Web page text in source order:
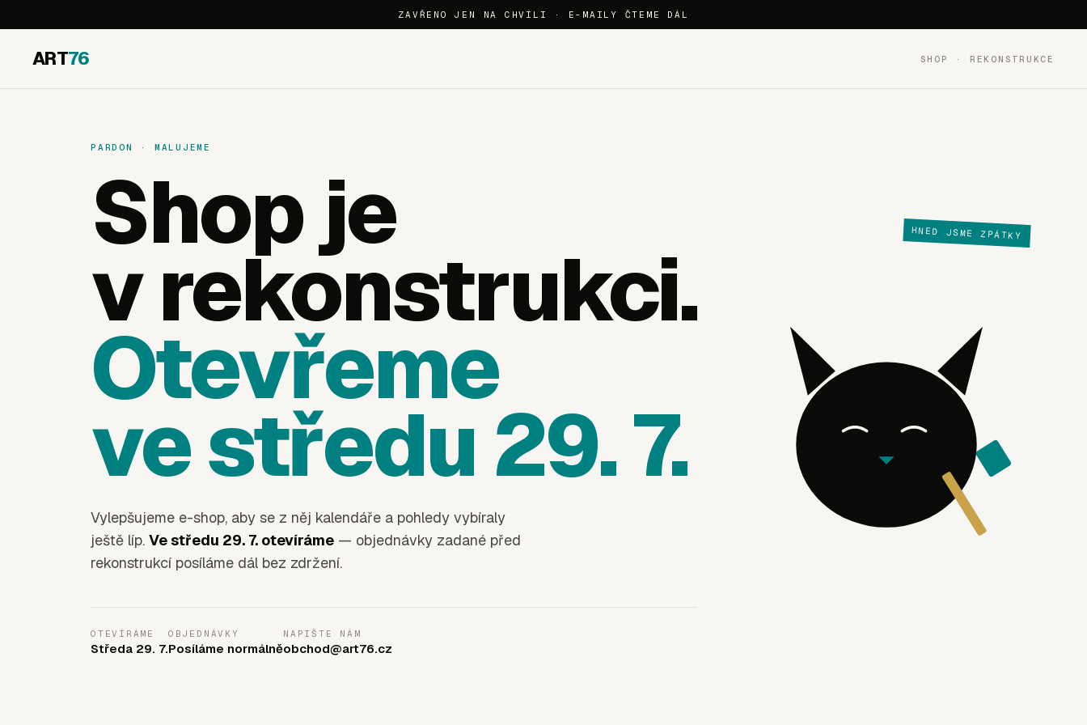
ZAVŘENO JEN NA CHVÍLI · E-MAILY ČTEME DÁL
ART76 SHOP · REKONSTRUKCE
PARDON · MALUJEME
Shop je
v rekonstrukci.
Otevřeme
ve středu 29. 7.
Vylepšujeme e-shop, aby se z něj kalendáře a pohledy vybíraly
ještě líp. Ve středu 29. 7. otevíráme — objednávky zadané před
rekonstrukcí posíláme dál bez zdržení.
OTEVÍRÁME
Středa 29. 7.
OBJEDNÁVKY
Posíláme normálně
NAPIŠTE NÁM
obchod@art76.cz
HNED JSME ZPÁTKY